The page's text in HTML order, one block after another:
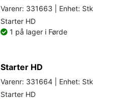
Varenr: 331663 | Enhet: Stk
Starter HD
1 på lager i Førde
Starter HD
Varenr: 331664 | Enhet: Stk
Starter HD